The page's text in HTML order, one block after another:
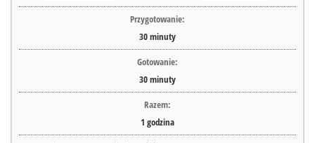
Przygotowanie:
30minuty
Gotowanie:
30minuty
Razem:
1 godzina